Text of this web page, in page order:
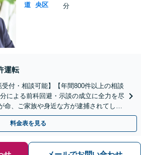
道
央区
分
運転
受付・相談可能】【年間800件以上の相談
による前科回避・示談の成立に全力を尽
命、ご家族や身近な方が逮捕されてしま
さい。
料金表を見る